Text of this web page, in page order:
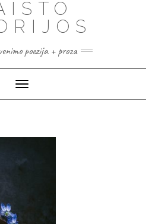
poezija + proza
Toggle
Navigation